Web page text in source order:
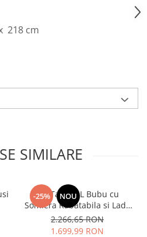
218 cm
SIMILARE
2 usi
-25% NOU
Pat Tapitat L Bubu cu
Somiera Rabatabila si Lada
de depozitare
2.266,65 RON
1.699,99 RON